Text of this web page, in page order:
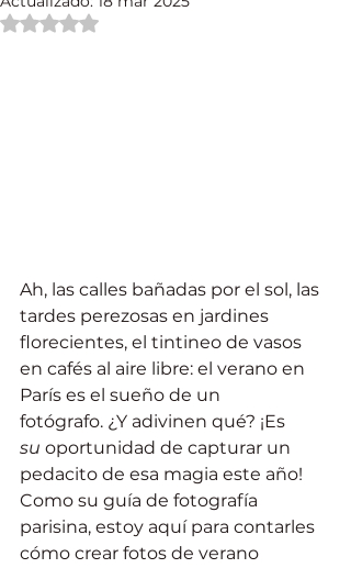
Obtuvo NaN de 5 estrellas.
Ah, las calles bañadas por el sol, las
tardes perezosas en jardines
florecientes, el tintineo de vasos
en cafés al aire libre: el verano en
París es el sueño de un
fotógrafo. ¿Y adivinen qué? ¡Es
su oportunidad de capturar un
pedacito de esa magia este año!
Como su guía de fotografía
parisina, estoy aquí para contarles
cómo crear fotos de verano